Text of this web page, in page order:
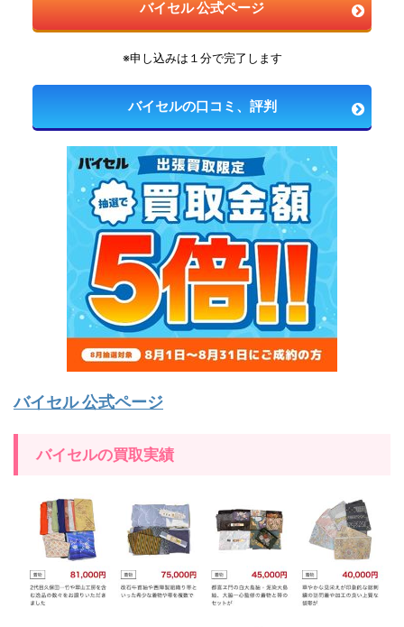
バイセル 公式ページ
※申し込みは１分で完了します
バイセルの口コミ、評判
バイセル 公式ページ
バイセルの買取実績